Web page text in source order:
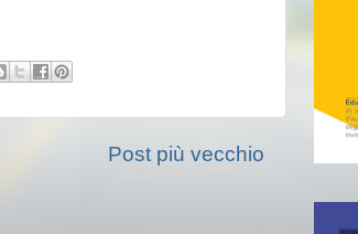
Post più vecchio